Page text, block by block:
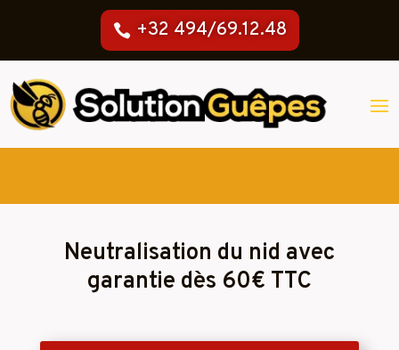
+32 494/69.12.48
Neutralisation du nid avec
garantie dès 60€ TTC